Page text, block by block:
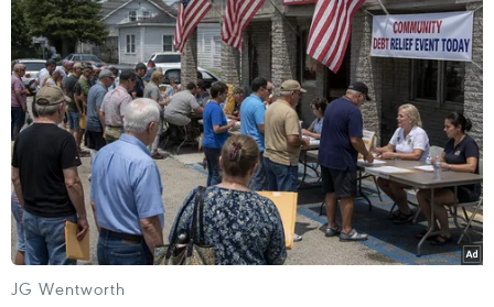
#Thiết bị an ninh #Quan hệ Nga-NATO
#Biển Đen
#Chiến tranh Lạnh
#Các nước Baltic
#Khủng hoảng Ukraine
Nga
Theo dõi VietnamPlus
JG Wentworth